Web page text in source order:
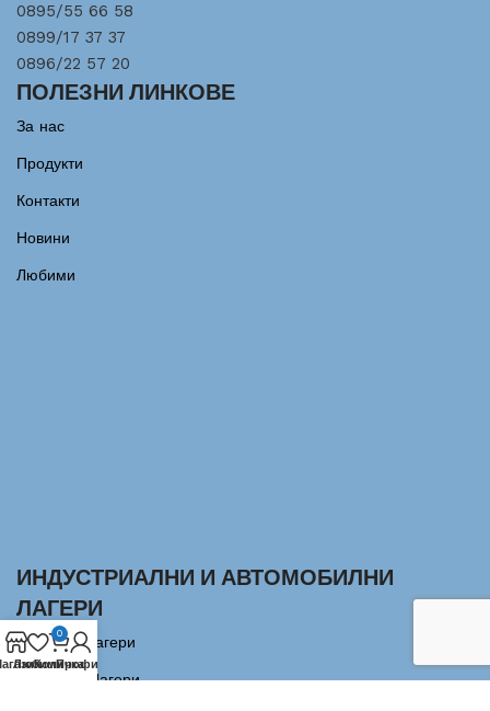
0895/55 66 58
0899/17 37 37
0896/22 57 20
ПОЛЕЗНИ ЛИНКОВЕ
За нас
Продукти
Контакти
Новини
Любими
ИНДУСТРИАЛНИ И АВТОМОБИЛНИ
ЛАГЕРИ
Сачмени лагери
Аксиални Лагери
Любими
0
Количка
Профил